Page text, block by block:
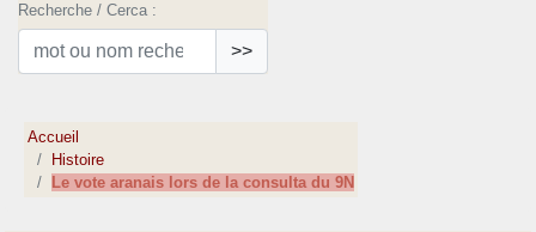
Recherche / Cerca :
>>
Accueil
Histoire
Le vote aranais lors de la consulta du 9N